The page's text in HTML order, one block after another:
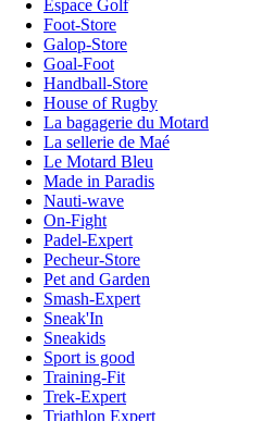
Espace Golf
Foot-Store
Galop-Store
Goal-Foot
Handball-Store
House of Rugby
La bagagerie du Motard
La sellerie de Maé
Le Motard Bleu
Made in Paradis
Nauti-wave
On-Fight
Padel-Expert
Pecheur-Store
Pet and Garden
Smash-Expert
Sneak'In
Sneakids
Sport is good
Training-Fit
Trek-Expert
Triathlon Expert